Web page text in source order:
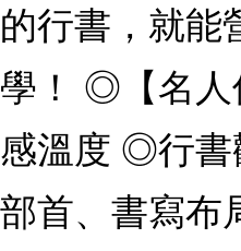
行書，就
！ ◎【名
溫度 ◎行
首、書寫